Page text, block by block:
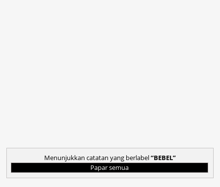
Menunjukkan catatan yang berlabel BEBEL
Papar semua